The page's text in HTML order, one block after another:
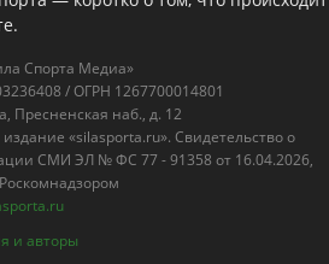
Спорта Медиа»
/ ОГРН 1267700014801
Пресненская наб., д. 12
«silasporta.ru». Свидетельство о
СМИ ЭЛ № ФС 77 - 91358 от 16.04.2026,
и авторы